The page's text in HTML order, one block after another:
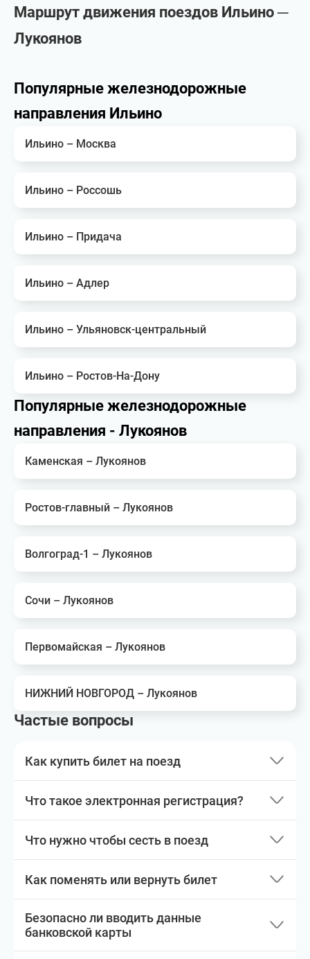
Маршрут движения поездов Ильино ─
Лукоянов
Популярные железнодорожные
направления Ильино
Ильино – Москва
Ильино – Россошь
Ильино – Придача
Ильино – Адлер
Ильино – Ульяновск-центральный
Ильино – Ростов-На-Дону
Популярные железнодорожные
направления - Лукоянов
Каменская – Лукоянов
Ростов-главный – Лукоянов
Волгоград-1 – Лукоянов
Сочи – Лукоянов
Первомайская – Лукоянов
НИЖНИЙ НОВГОРОД – Лукоянов
Частые вопросы
Как купить билет на поезд
Что такое электронная регистрация?
Что нужно чтобы сесть в поезд
Как поменять или вернуть билет
Безопасно ли вводить данные
банковской карты